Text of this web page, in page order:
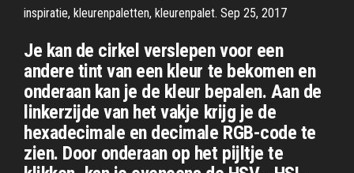
inspiratie, kleurenpaletten, kleurenpalet. Sep 25, 2017
Je kan de cirkel verslepen voor een
andere tint van een kleur te bekomen en
onderaan kan je de kleur bepalen. Aan de
linkerzijde van het vakje krijg je de
hexadecimale en decimale RGB-code te
zien. Door onderaan op het pijltje te